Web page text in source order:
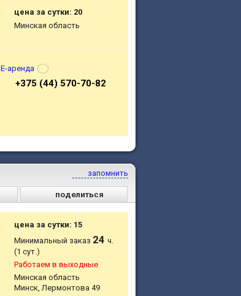
цена за сутки: 20
Минская область
Е-аренда
+375 (44) 570-70-82
запомнить
поделиться
цена за сутки: 15
Минимальный заказ 24ч.
(1 сут.)
Работаем в выходные
Минская область
Минск, Лермонтова 49